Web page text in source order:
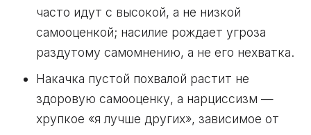
часто идут с высокой, а не низкой
самооценкой; насилие рождает угроза
раздутому самомнению, а не его нехватка.
Накачка пустой похвалой растит не
здоровую самооценку, а нарциссизм —
хрупкое «я лучше других», зависимое от